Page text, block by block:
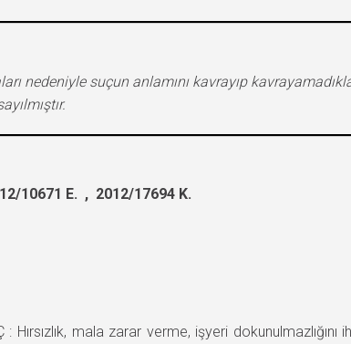
nedeniyle suçun anlamını kavrayıp
10671 E. , 2012/17694 K.
Hırsızlık, mala zarar verme, işyeri